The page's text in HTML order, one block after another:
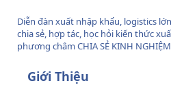
Diễn đàn xuất nhập khẩu, logistics
chia sẻ, hợp tác, học hỏi kiến thức
phương châm CHIA SẺ KINH
Giới Thiệu